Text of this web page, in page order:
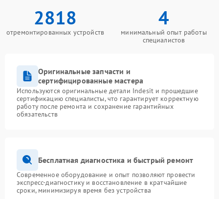
2818
отремонтированных устройств
4
минимальный опыт работы
специалистов
Оригинальные запчасти и
сертифицированные мастера
Используются оригинальные детали Indesit и прошедшие
сертификацию специалисты, что гарантирует корректную
работу после ремонта и сохранение гарантийных
обязательств
Бесплатная диагностика и быстрый ремонт
Современное оборудование и опыт позволяют провести
экспресс-диагностику и восстановление в кратчайшие
сроки, минимизируя время без устройства